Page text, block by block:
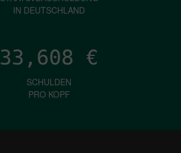
IN DEUTSCHLAND
33,608 €
SCHULDEN
PRO KOPF